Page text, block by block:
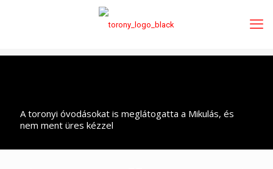
A toronyi óvodásokat is meglátogatta a Mikulás, és
nem ment üres kézzel